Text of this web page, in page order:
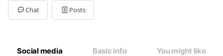
Chat Posts
Social media Basic info You might like